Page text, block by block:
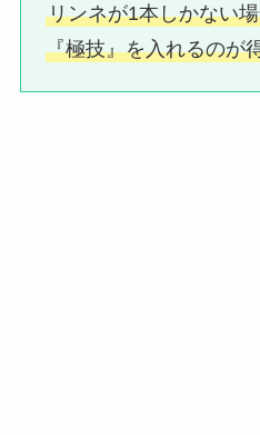
リンネが1本しかない
『極技』を入れるのが